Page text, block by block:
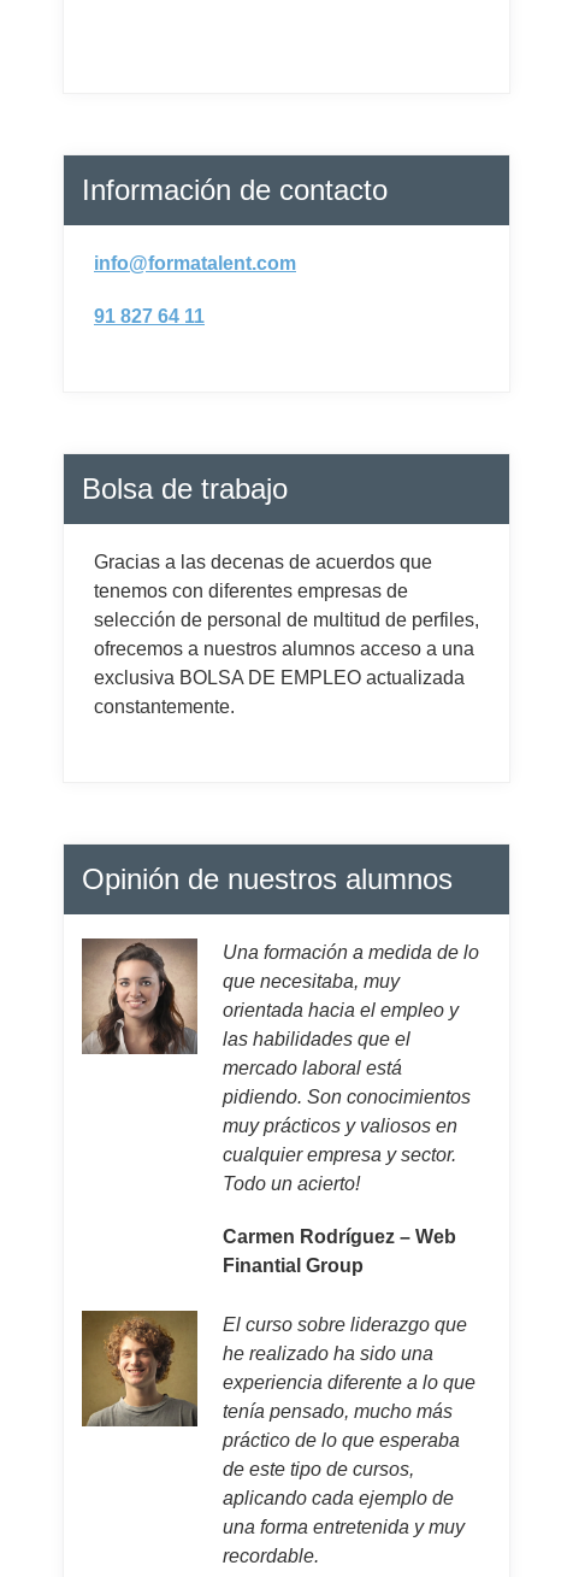
Información de contacto
info@formatalent.com
91 827 64 11
Bolsa de trabajo
Gracias a las decenas de acuerdos que
tenemos con diferentes empresas de
selección de personal de multitud de perfiles,
ofrecemos a nuestros alumnos acceso a una
exclusiva BOLSA DE EMPLEO actualizada
constantemente.
Opinión de nuestros alumnos
Una formación a medida de lo
que necesitaba, muy
orientada hacia el empleo y
las habilidades que el
mercado laboral está
pidiendo. Son conocimientos
muy prácticos y valiosos en
cualquier empresa y sector.
Todo un acierto!
Carmen Rodríguez – Web
Finantial Group
El curso sobre liderazgo que
he realizado ha sido una
experiencia diferente a lo que
tenía pensado, mucho más
práctico de lo que esperaba
de este tipo de cursos,
aplicando cada ejemplo de
una forma entretenida y muy
recordable.